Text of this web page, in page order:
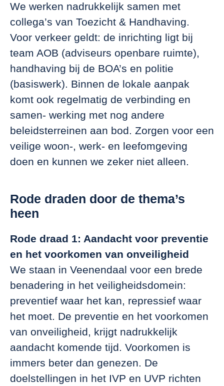
We werken nadrukkelijk samen met
collega’s van Toezicht & Handhaving.
Voor verkeer geldt: de inrichting ligt bij
team AOB (adviseurs openbare ruimte),
handhaving bij de BOA’s en politie
(basiswerk). Binnen de lokale aanpak
komt ook regelmatig de verbinding en
samen- werking met nog andere
beleidsterreinen aan bod. Zorgen voor een
veilige woon-, werk- en leefomgeving
doen en kunnen we zeker niet alleen.
Rode draden door de thema’s
heen
Rode draad 1: Aandacht voor preventie
en het voorkomen van onveiligheid
We staan in Veenendaal voor een brede
benadering in het veiligheidsdomein:
preventief waar het kan, repressief waar
het moet. De preventie en het voorkomen
van onveiligheid, krijgt nadrukkelijk
aandacht komende tijd. Voorkomen is
immers beter dan genezen. De
doelstellingen in het IVP en UVP richten